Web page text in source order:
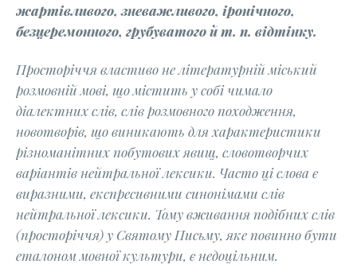
жартівливого, зневажливого, іронічного,
безцеремонного, грубуватого й т. п. відтінку.
Просторіччя властиво не літературній міський
розмовній мові, що містить у собі чимало
діалектних слів, слів розмовного походження,
новотворів, що виникають для характеристики
різноманітних побутових явищ, словотворчих
варіантів нейтральної лексики. Часто ці слова є
виразними, експресивними синонімами слів
нейтральної лексики. Тому вживання подібних слів
(просторіччя) у Святому Письму, яке повинно бути
еталоном мовної культури, є недоцільним.